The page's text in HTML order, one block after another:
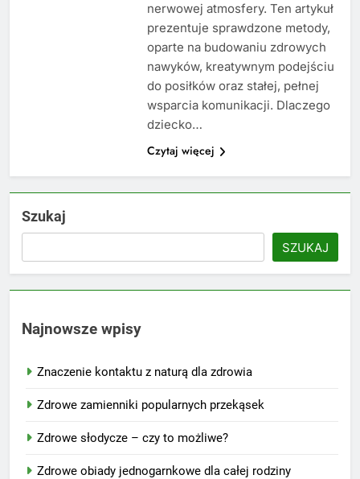
nerwowej atmosfery. Ten artykuł
prezentuje sprawdzone metody,
oparte na budowaniu zdrowych
nawyków, kreatywnym podejściu
do posiłków oraz stałej, pełnej
wsparcia komunikacji. Dlaczego
dziecko…
Czytaj więcej
Szukaj
SZUKAJ
Najnowsze wpisy
Znaczenie kontaktu z naturą dla zdrowia
Zdrowe zamienniki popularnych przekąsek
Zdrowe słodycze – czy to możliwe?
Zdrowe obiady jednogarnkowe dla całej rodziny